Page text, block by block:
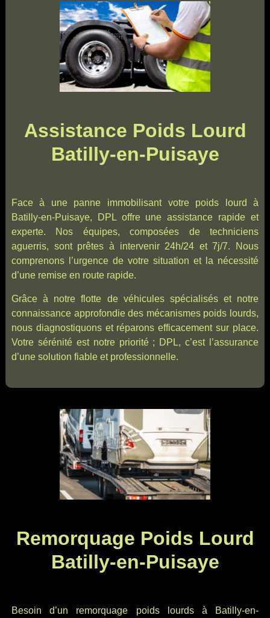
Assistance Poids Lourd
Batilly-en-Puisaye
Face à une panne immobilisant votre poids lourd à
Batilly-en-Puisaye, DPL offre une assistance rapide et
experte. Nos équipes, composées de techniciens
aguerris, sont prêtes à intervenir 24h/24 et 7j/7. Nous
comprenons l’urgence de votre situation et la nécessité
d’une remise en route rapide.
Grâce à notre flotte de véhicules spécialisés et notre
connaissance approfondie des mécanismes poids lourds,
nous diagnostiquons et réparons efficacement sur place.
Votre sérénité est notre priorité ; DPL, c’est l’assurance
d’une solution fiable et professionnelle.
Remorquage Poids Lourd
Batilly-en-Puisaye
Besoin d’un remorquage poids lourds à Batilly-en-